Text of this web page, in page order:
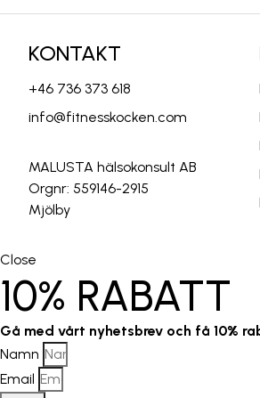
KONTAKT
+46 736 373 618
info@fitnesskocken.com
MALUSTA hälsokonsult AB
Orgnr: 559146-2915
Mjölby
Close
10% RABATT
Gå med vårt nyhetsbrev och få 10%
Namn
Email